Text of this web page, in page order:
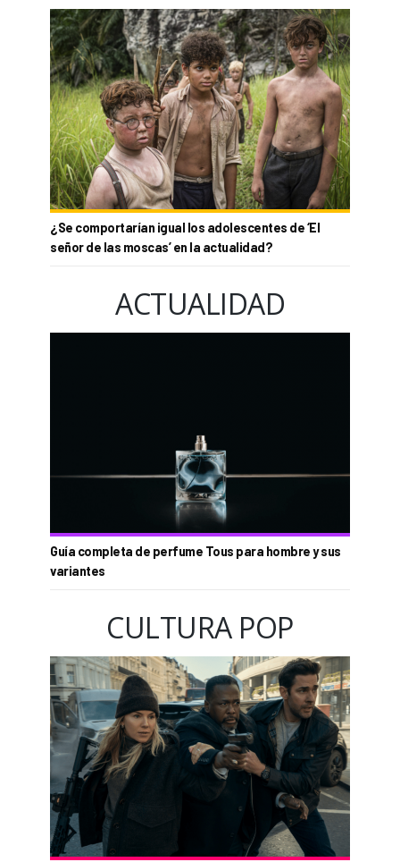
¿Se comportarían igual los adolescentes de ‘El
señor de las moscas’ en la actualidad?
ACTUALIDAD
Guía completa de perfume Tous para hombre y sus
variantes
CULTURA POP